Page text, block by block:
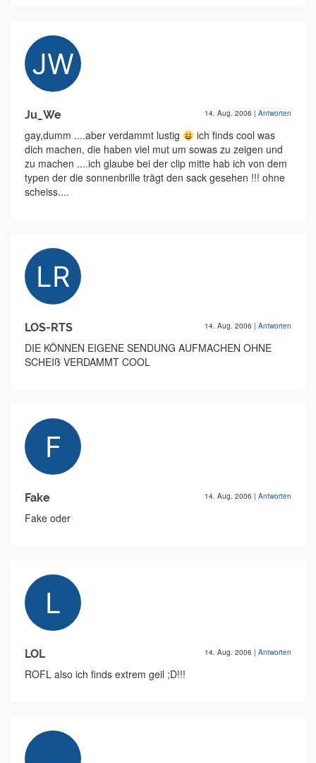
Ju_We 14. Aug. 2006 | Antworten
gay,dumm ....aber verdammt lustig
ich finds cool was
dich machen, die haben viel mut um sowas zu zeigen und
zu machen ....ich glaube bei der clip mitte hab ich von dem
typen der die sonnenbrille trägt den sack gesehen !!! ohne
scheiss....
LOS-RTS 14. Aug. 2006 | Antworten
DIE KÖNNEN EIGENE SENDUNG AUFMACHEN OHNE
SCHEIß VERDAMMT COOL
Fake 14. Aug. 2006 | Antworten
Fake oder
LOL 14. Aug. 2006 | Antworten
ROFL also ich finds extrem geil ;D!!!